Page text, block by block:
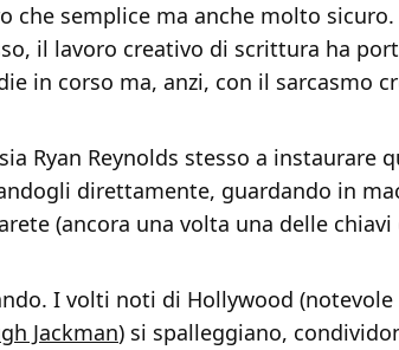
che semplice ma anche molto
il lavoro creativo di scrittura ha
in corso ma, anzi, con il sarcasmo
Ryan Reynolds stesso a instaurare
direttamente, guardando in
(ancora una volta una delle chiavi
I volti noti di Hollywood (notevole
Jackman) si spalleggiano,